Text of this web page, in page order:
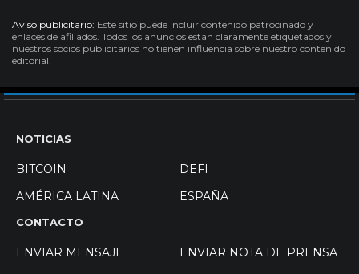
Aviso publicitario: Este sitio puede incluir contenido patrocinado y
enlaces de afiliados. Todos los anuncios están claramente etiquetados y
nuestros socios publicitarios no tienen influencia sobre nuestro contenido
editorial.
NOTICIAS
BITCOIN
DEFI
AMÉRICA LATINA
ESPAÑA
CONTACTO
ENVIAR MENSAJE
ENVIAR NOTA DE PRENSA